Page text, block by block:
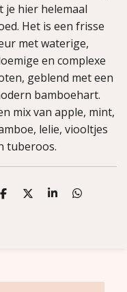
je hier helemaal
Het is een frisse
met waterige,
en complexe
geblend met een
bamboehart.
mix van apple, mint,
lelie, viooltjes
tuberoos.
D
D
S
D